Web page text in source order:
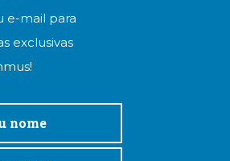
e-mail para
exclusivas